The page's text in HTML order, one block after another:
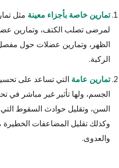
تمارين خاصة بأجزاء معينة مثل
لمرضى تصلب الكتف، وتمارين
الظهر، وتمارين عضلات حول
الركبة.
تمارين عامة التي تساعد على
الجسم، ولها تأثير غير مباشر في
السن، وتقليل حوادث السقوط
وكذلك تقليل المضاعفات الخطيرة
والعدوى.